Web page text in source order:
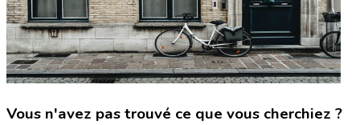
Vous n'avez pas trouvé ce que vous cherchiez ?